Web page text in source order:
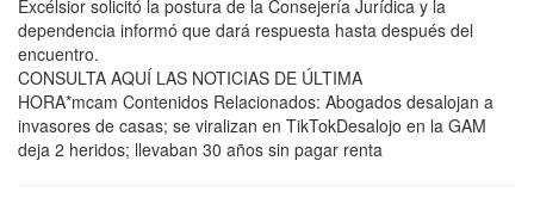
Excélsior solicitó la postura de la Consejería Jurídica y la
dependencia informó que dará respuesta hasta después del
encuentro.
CONSULTA AQUÍ LAS NOTICIAS DE ÚLTIMA
HORA*mcam Contenidos Relacionados: Abogados desalojan a
invasores de casas; se viralizan en TikTokDesalojo en la GAM
deja 2 heridos; llevaban 30 años sin pagar renta